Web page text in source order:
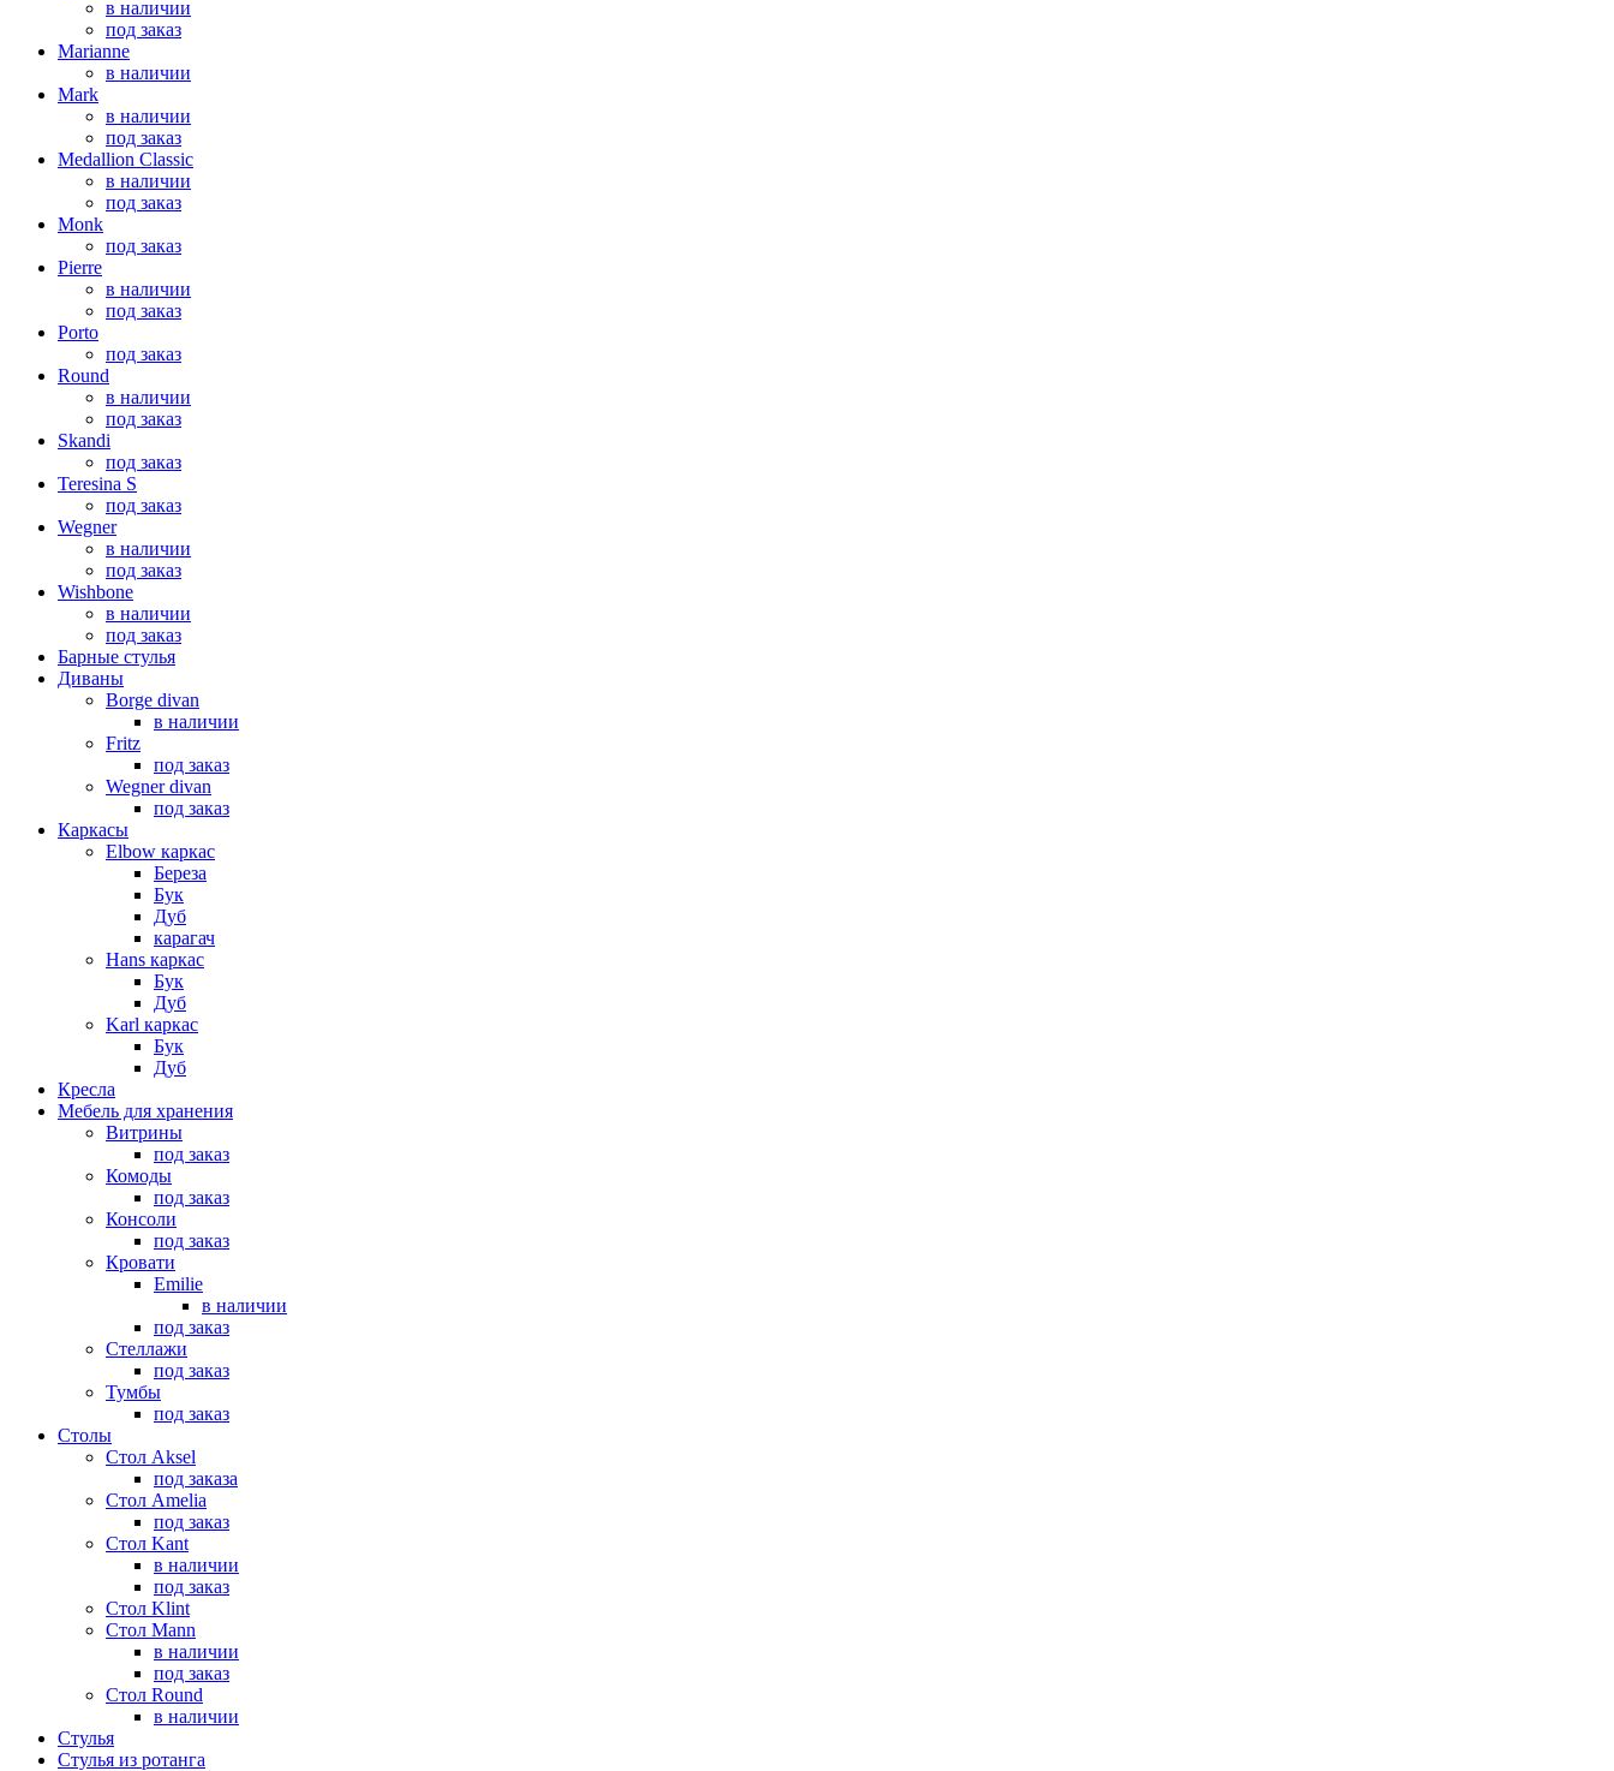
в наличии
под заказ
Marianne
в наличии
Mark
в наличии
под заказ
Medallion Classic
в наличии
под заказ
Monk
под заказ
Pierre
в наличии
под заказ
Porto
под заказ
Round
в наличии
под заказ
Skandi
под заказ
Teresina S
под заказ
Wegner
в наличии
под заказ
Wishbone
в наличии
под заказ
Барные стулья
Диваны
Borge divan
в наличии
Fritz
под заказ
Wegner divan
под заказ
Каркасы
Elbow каркас
Береза
Бук
Дуб
карагач
Hans каркас
Бук
Дуб
Karl каркас
Бук
Дуб
Кресла
Мебель для хранения
Витрины
под заказ
Комоды
под заказ
Консоли
под заказ
Кровати
Emilie
в наличии
под заказ
Стеллажи
под заказ
Тумбы
под заказ
Столы
Стол Aksel
под заказа
Стол Amelia
под заказ
Стол Kant
в наличии
под заказ
Стол Klint
Стол Mann
в наличии
под заказ
Стол Round
в наличии
Стулья
Стулья из ротанга